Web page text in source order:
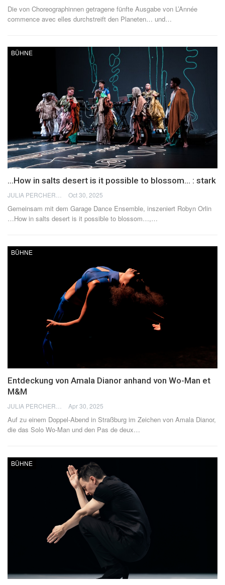
Die von Choreographinnen getragene fünfte Ausgabe von L’Année
commence avec elles durchstreift den Planeten… und…
BÜHNE
…How in salts desert is it possible to blossom… : stark
Oct 30, 2025
Gemeinsam mit dem Garage Dance Ensemble, inszeniert Robyn Orlin
…How in salts desert is it possible to blossom…,…
BÜHNE
Entdeckung von Amala Dianor anhand von Wo-Man et
M&M
Apr 30, 2025
Auf zu einem Doppel-Abend in Straßburg im Zeichen von Amala Dianor,
die das Solo Wo-Man und den Pas de deux…
BÜHNE